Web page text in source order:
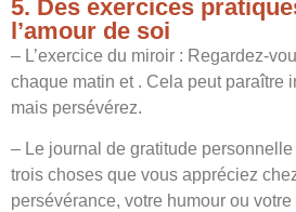
5. Des exercices
l’amour de soi
– L’exercice du miroir : Regardez-
chaque matin et . Cela peut paraître
mais persévérez.
– Le journal de gratitude
trois choses que vous appréciez
persévérance, votre humour ou